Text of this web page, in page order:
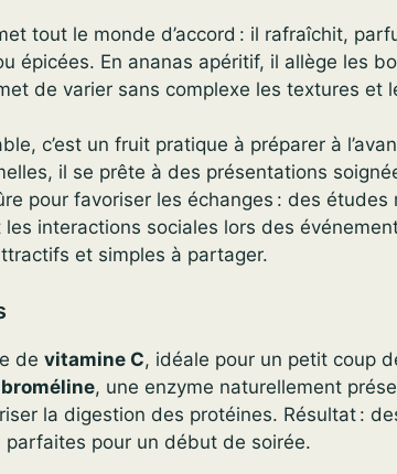
tout le monde d’accord : il rafraîchit,
épicées. En ananas apéritif, il allège les
de varier sans complexe les textures et
c’est un fruit pratique à préparer à
il se prête à des présentations
pour favoriser les échanges : des études
interactions sociales lors des
et simples à partager.
de vitamine C, idéale pour un petit coup
broméline, une enzyme naturellement
la digestion des protéines. Résultat :
pour un début de soirée.